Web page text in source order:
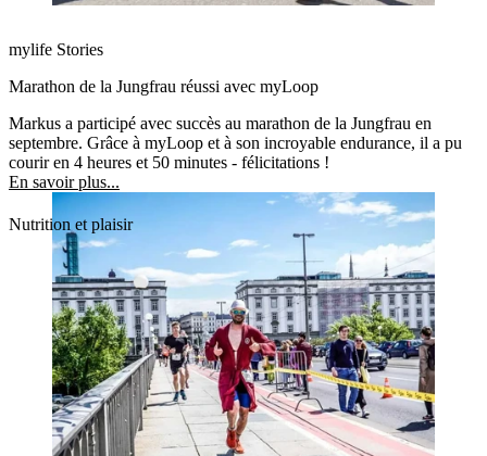
mylife Stories
Marathon de la Jungfrau réussi avec myLoop
Markus a participé avec succès au marathon de la Jungfrau en
septembre. Grâce à myLoop et à son incroyable endurance, il a pu
courir en 4 heures et 50 minutes - félicitations !
En savoir plus...
Nutrition et plaisir